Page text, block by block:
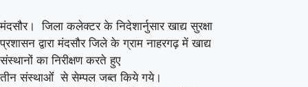
संस्थाओं
मंदसौर। जिला कलेक्टर के निदेशार्नुसार खाद्य सुरक्षा
प्रशासन द्वारा मंदसौर जिले के ग्राम नाहरगढ़ में खाद्य
संस्थानों का निरीक्षण करते हुए
तीन संस्थाओंं से सेम्पल जब्त किये गये।